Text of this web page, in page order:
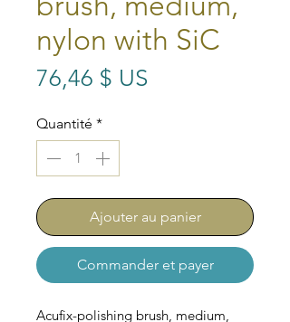
nylon with SiC
76,46 $ US
Quantité *
Ajouter au panier
Commander et payer
Acufix-polishing brush, medium,